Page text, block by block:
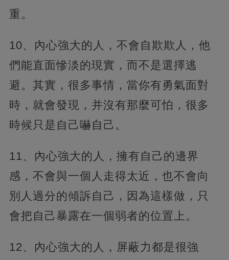
重。
10、內心強大的人，不會自欺欺人，他
們能直面慘淡的現實，而不是選擇逃
避。其實，很多事情，當你有勇氣面對
時，就會發現，并沒有那麼可怕，很多
時候只是自己嚇自己。
11、內心強大的人，擁有自己的邊界
感，不會與一個人走得太近，也不會向
別人過分的傾訴自己，因為這樣做，只
會把自己暴露在一個弱者的位置上。
12、內心強大的人，屏蔽力都是很強